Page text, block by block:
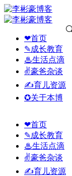
❤首页
✎成长教育
♨生活点滴
✌豪爸杂谈
✍育儿资源
✪关于本博
❤首页
✎成长教育
♨生活点滴
✌豪爸杂谈
✍育儿资源